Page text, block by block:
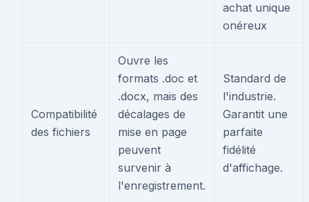
achat unique
onéreux
Compatibilité
des fichiers
Ouvre les
formats .doc et
.docx, mais des
décalages de
mise en page
peuvent
survenir à
l'enregistrement.
Standard de
l'industrie.
Garantit une
parfaite
fidélité
d'affichage.